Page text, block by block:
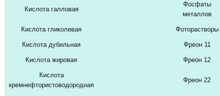
Кислота галловая
Фосфаты
металлов
Кислота гликолевая Фоторастворы
Кислота дубильная Фреон 11
Кислота жировая Фреон 12
Кислота
кремнефтористоводородная
Фреон 22